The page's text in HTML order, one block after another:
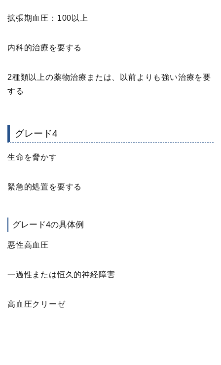
拡張期血圧：100以上
内科的治療を要する
2種類以上の薬物治療または、以前よりも強い治療を要
する
グレード4
生命を脅かす
緊急的処置を要する
グレード4の具体例
悪性高血圧
一過性または恒久的神経障害
高血圧クリーゼ